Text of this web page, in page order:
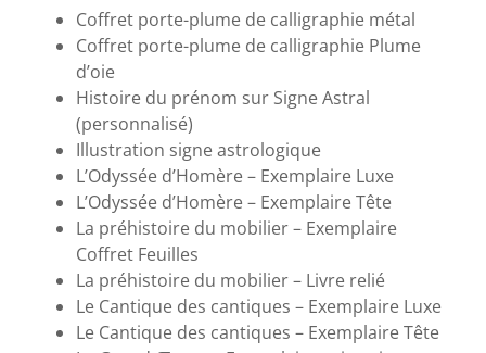
Coffret porte-plume de calligraphie métal
Coffret porte-plume de calligraphie Plume
d’oie
Histoire du prénom sur Signe Astral
(personnalisé)
Illustration signe astrologique
L’Odyssée d’Homère – Exemplaire Luxe
L’Odyssée d’Homère – Exemplaire Tête
La préhistoire du mobilier – Exemplaire
Coffret Feuilles
La préhistoire du mobilier – Livre relié
Le Cantique des cantiques – Exemplaire Luxe
Le Cantique des cantiques – Exemplaire Tête